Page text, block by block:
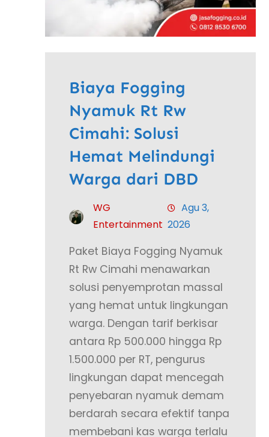
Biaya Fogging
Nyamuk Rt Rw
Cimahi: Solusi
Hemat Melindungi
Warga dari DBD
WG
Entertainment
Agu 3,
2026
Paket Biaya Fogging Nyamuk
Rt Rw Cimahi menawarkan
solusi penyemprotan massal
yang hemat untuk lingkungan
warga. Dengan tarif berkisar
antara Rp 500.000 hingga Rp
1.500.000 per RT, pengurus
lingkungan dapat mencegah
penyebaran nyamuk demam
berdarah secara efektif tanpa
membebani kas warga terlalu